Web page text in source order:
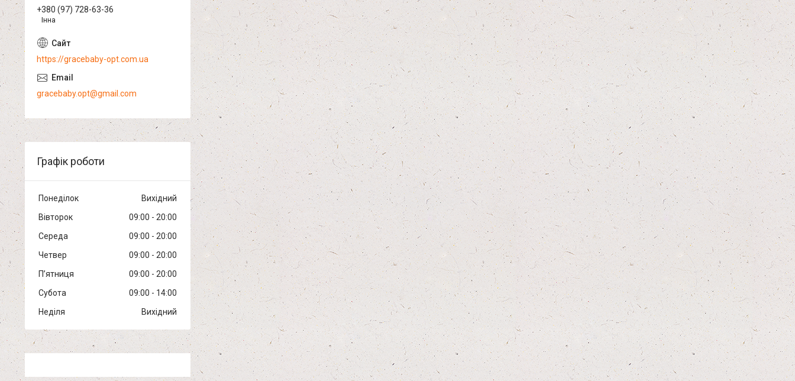
+380 (97) 728-63-36
Інна
https://gracebaby-opt.com.ua
gracebaby.opt@gmail.com
Графік роботи
Понеділок
Вихідний
Вівторок
09:00
20:00
Середа
09:00
20:00
Четвер
09:00
20:00
Пʼятниця
09:00
20:00
Субота
09:00
14:00
Неділя
Вихідний